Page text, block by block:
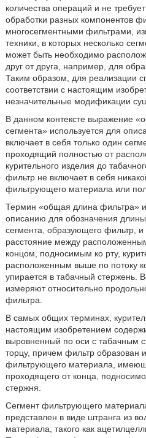
количества операций и не
обработки разных компонентов
многосегментными фильтрами,
техники, в которых несколько
может быть необходимо
друг от друга, например, для
Таким образом, для реализации
соответствии с настоящим
незначительные модификации
В данном контексте выражение
сегмента» используется для
включает в себя только один
проходящий полностью от
курительного изделия до
фильтр не включает в себя
фильтрующего материала или
Термин «общая длина фильтра»
описанию для обозначения
сегмента, образующего фильтр, и
расстояние между
концом, подносимым ко рту,
расположенным выше по потоку
упирается в табачный стержень.
измеряют относительно
фильтра.
В самых общих терминах,
настоящим изобретением
выровненный по оси с табачным
торцу, причем фильтр образован
фильтрующего материала,
проходящего от конца,
стержня.
Сегмент фильтрующего
представлен в виде штранга из
материала, такого как